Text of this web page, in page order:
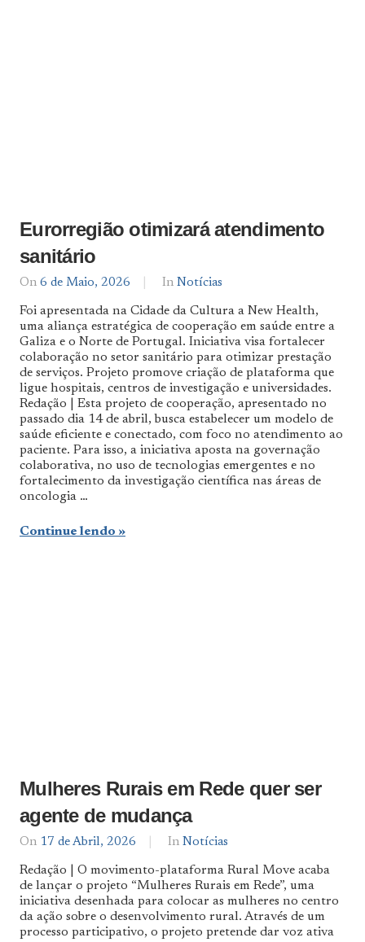
Eurorregião otimizará atendimento
sanitário
On 6 de Maio, 2026
By
De
Norte
a
Sul
In Notícias
Foi apresentada na Cidade da Cultura a New Health,
uma aliança estratégica de cooperação em saúde entre a
Galiza e o Norte de Portugal. Iniciativa visa fortalecer
colaboração no setor sanitário para otimizar prestação
de serviços. Projeto promove criação de plataforma que
ligue hospitais, centros de investigação e universidades.
Redação | Esta projeto de cooperação, apresentado no
passado dia 14 de abril, busca estabelecer um modelo de
saúde eficiente e conectado, com foco no atendimento ao
paciente. Para isso, a iniciativa aposta na governação
colaborativa, no uso de tecnologias emergentes e no
fortalecimento da investigação científica nas áreas de
oncologia …
Continue lendo
Mulheres Rurais em Rede quer ser
agente de mudança
On 17 de Abril, 2026
By
De
Norte
a
Sul
In Notícias
Redação | O movimento-plataforma Rural Move acaba
de lançar o projeto “Mulheres Rurais em Rede”, uma
iniciativa desenhada para colocar as mulheres no centro
da ação sobre o desenvolvimento rural. Através de um
processo participativo, o projeto pretende dar voz ativa